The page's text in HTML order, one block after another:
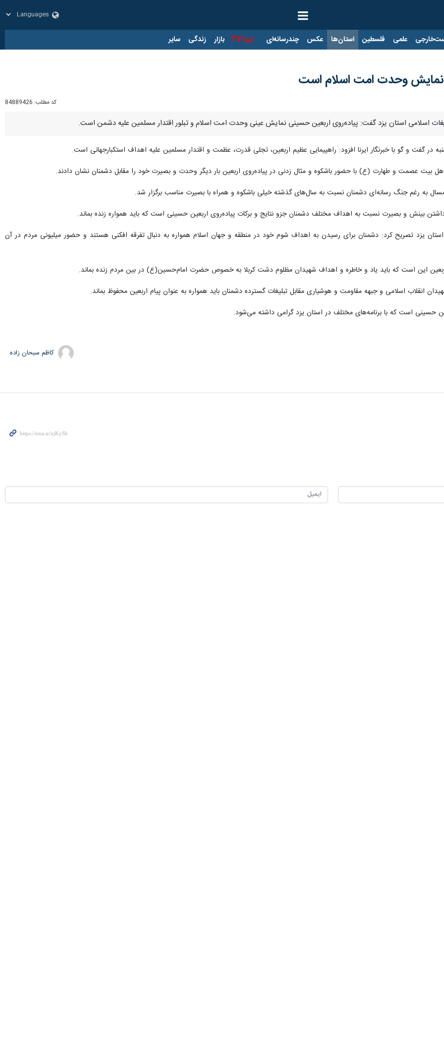
علمی فلسطین استان‌ها عکس چندرسانه‌ای ایرنا TV بازار زندگی سایر
نمایش وحدت امت اسلام است
کد مطلب: 84889426
اسلامی استان یزد گفت: پیاده‌روی اربعین حسینی نمایش عینی وحدت امت اسلام و تبلور اقتدار مسلمین علیه دشمن است.
گفت و گو با خبرنگار ایرنا افزود: راهپیمایی عظیم اربعین، تجلی قدرت، عظمت و اقتدار مسلمین علیه اهداف استکبارجهانی است.
بیت عصمت و طهارت (ع) با حضور باشکوه و مثال زدنی در پیاده‌روی اربعین بار دیگر وحدت و بصیرت خود را مقابل دشمنان نشان دادند.
به رغم جنگ رسانه‌ای دشمنان نسبت به سال‌های گذشته خیلی باشکوه و همراه با بصیرت مناسب برگزار شد.
بینش و بصیرت نسبت به اهداف مختلف دشمنان جزو نتایج و برکات پیاده‌روی اربعین حسینی است که باید همواره زنده بماند.
یزد تصریح کرد: دشمنان برای رسیدن به اهداف شوم خود در منطقه و جهان اسلام همواره به دنبال تفرقه افکنی هستند و حضور میلیونی مردم در آن
این است که باید یاد و خاطره و اهداف شهیدان مظلوم دشت کربلا به خصوص حضرت امام‌حسین‌(ع) در بین مردم زنده بماند.
انقلاب اسلامی و جبهه مقاومت و هوشیاری مقابل تبلیغات گسترده دشمنان باید همواره به عنوان پیام اربعین محفوظ بماند.
کاظم سبحان زاده